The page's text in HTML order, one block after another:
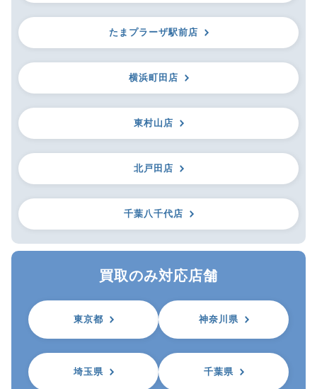
たまプラーザ駅前店
横浜町田店
東村山店
北戸田店
千葉八千代店
買取のみ対応店舗
東京都 神奈川県
埼玉県 千葉県